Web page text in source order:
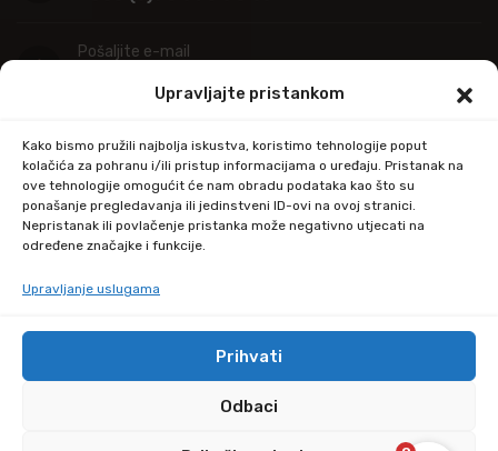
Upravljajte pristankom
Kako bismo pružili najbolja iskustva, koristimo tehnologije poput
kolačića za pohranu i/ili pristup informacijama o uređaju. Pristanak na
ove tehnologije omogućit će nam obradu podataka kao što su
ponašanje pregledavanja ili jedinstveni ID-ovi na ovoj stranici.
Nepristanak ili povlačenje pristanka može negativno utjecati na
određene značajke i funkcije.
Upravljanje uslugama
Prihvati
Odbaci
Pošaljite e-mail
Adresa
Industrijska ulica 39,
34000 Požega
© Copyright 2024 by kupitapetu.com